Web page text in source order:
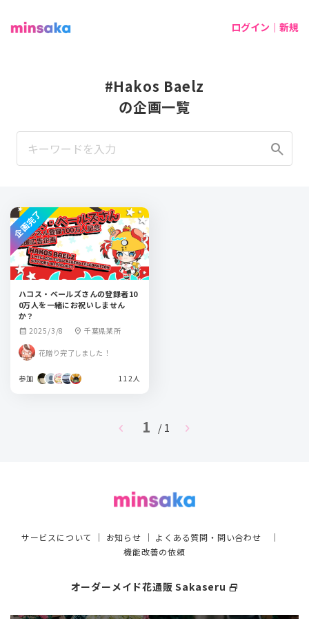
ログイン｜新規
#Hakos Baelz
の企画一覧
search
ハコス・ベールズさんの登録者10
0万人を一緒にお祝いしません
か？
calendar_month 2025/3/8 location_on 千葉県某所
花贈り完了しました！
参加 112人
企画完了
chevron_left 1 / 1 chevron_right
サービスについて ｜ お知らせ ｜ よくある質問・問い合わせ ｜
機能改善の依頼
オーダーメイド花通販 Sakaseru select_window